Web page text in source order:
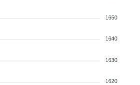
1650
1640
1630
1620